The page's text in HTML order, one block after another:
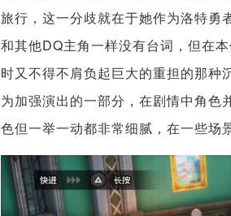
旅行，这一分歧就在于她作为洛特勇
和其他DQ主角一样没有台词，但在
时又不得不肩负起巨大的重担的那种
为加强演出的一部分，在剧情中角色
色但一举一动都非常细腻，在一些场